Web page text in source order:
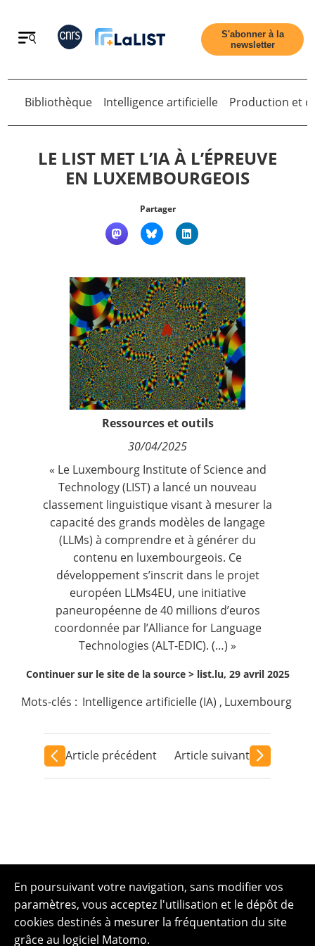
Retour
Qui sommes nous ?
Nous suivre
S'abonner à la
newsletter
Retour
Bibliothèque Intelligence artificielle Production et
LE LIST MET L’IA À L’ÉPREUVE
EN LUXEMBOURGEOIS
Partager
Ressources et outils
30/04/2025
« Le Luxembourg Institute of Science and
Technology (LIST) a lancé un nouveau
classement linguistique visant à mesurer la
capacité des grands modèles de langage
(LLMs) à comprendre et à générer du
contenu en luxembourgeois. Ce
développement s’inscrit dans le projet
européen LLMs4EU, une initiative
paneuropéenne de 40 millions d’euros
coordonnée par l’Alliance for Language
Technologies (ALT-EDIC). (…) »
Continuer sur le site de la source > list.lu, 29 avril 2025
Mots-clés : Intelligence artificielle (IA) , Luxembourg
Article précédent Article suivant
En poursuivant votre navigation, sans modifier vos
paramètres, vous acceptez l'utilisation et le dépôt de
cookies destinés à mesurer la fréquentation du site
grâce au logiciel Matomo.